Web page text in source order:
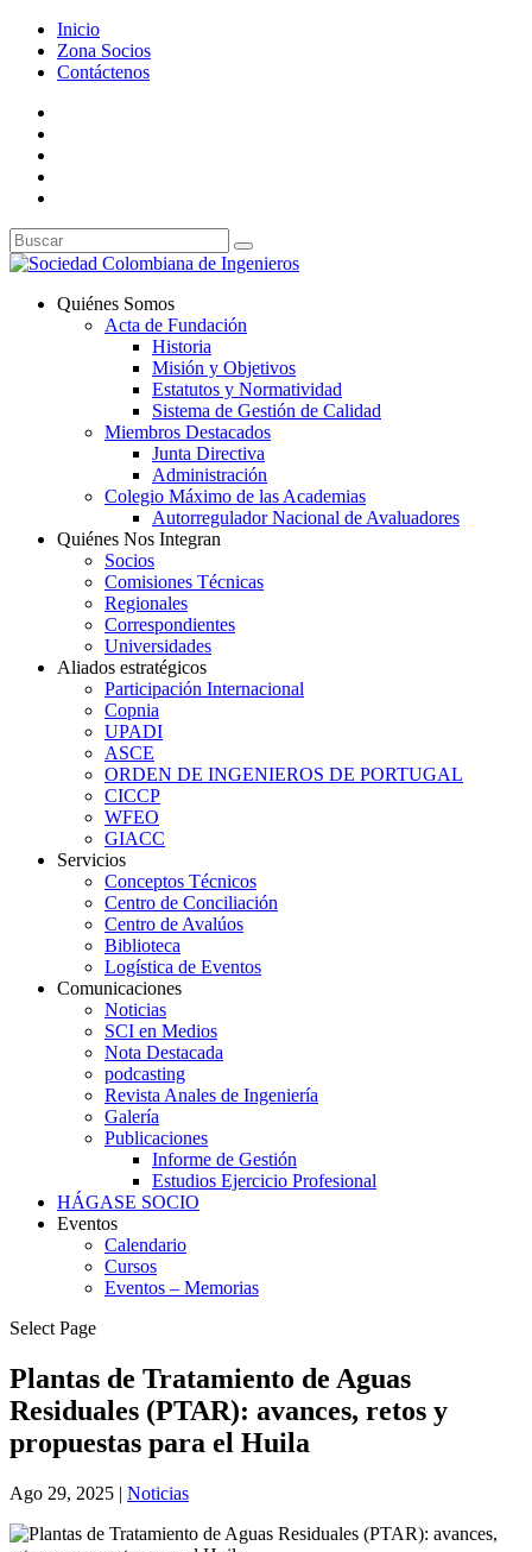
Inicio
Zona Socios
Contáctenos
Quiénes Somos
Acta de Fundación
Historia
Misión y Objetivos
Estatutos y Normatividad
Sistema de Gestión de Calidad
Miembros Destacados
Junta Directiva
Administración
Colegio Máximo de las Academias
Autorregulador Nacional de Avaluadores
Quiénes Nos Integran
Socios
Comisiones Técnicas
Regionales
Correspondientes
Universidades
Aliados estratégicos
Participación Internacional
Copnia
UPADI
ASCE
ORDEN DE INGENIEROS DE PORTUGAL
CICCP
WFEO
GIACC
Servicios
Conceptos Técnicos
Centro de Conciliación
Centro de Avalúos
Biblioteca
Logística de Eventos
Comunicaciones
Noticias
SCI en Medios
Nota Destacada
podcasting
Revista Anales de Ingeniería
Galería
Publicaciones
Informe de Gestión
Estudios Ejercicio Profesional
HÁGASE SOCIO
Eventos
Calendario
Cursos
Eventos – Memorias
Select Page
Plantas de Tratamiento de Aguas
Residuales (PTAR): avances, retos y
propuestas para el Huila
Ago 29, 2025 | Noticias